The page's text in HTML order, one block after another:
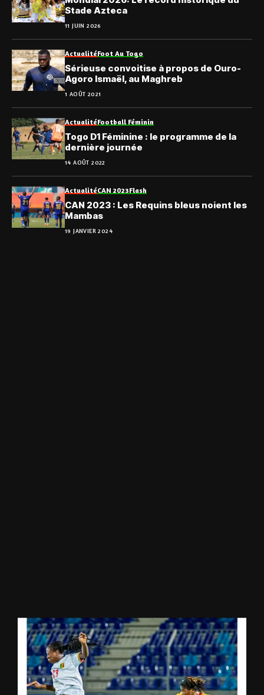
Stade Azteca
11 JUIN 2026
ActualitéFoot Au Togo
Sérieuse convoitise à propos de Ouro-
Agoro Ismaël, au Maghreb
1 AOÛT 2021
ActualitéFootball Féminin
Togo D1 Féminine : le programme de la
dernière journée
14 AOÛT 2022
ActualitéCAN 2023Flash
CAN 2023 : Les Requins bleus noient les
Mambas
19 JANVIER 2024